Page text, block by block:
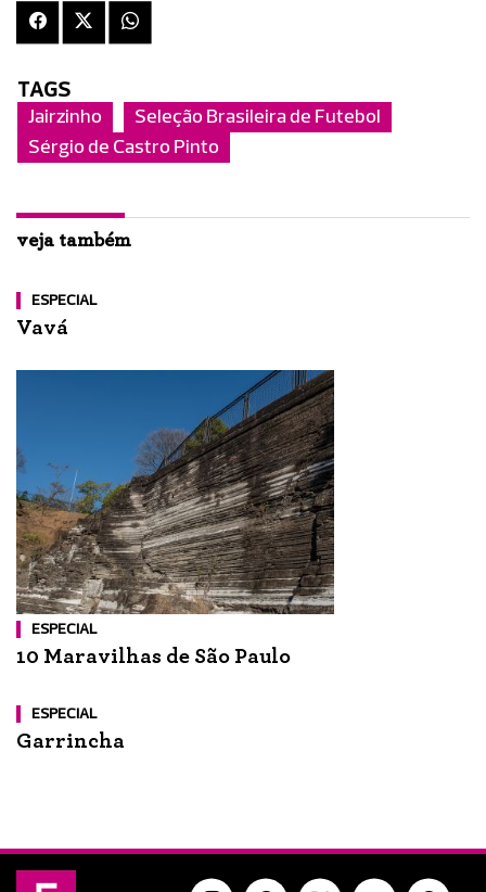
TAGS
Jairzinho
Seleção Brasileira de Futebol
Sérgio de Castro Pinto
veja também
ESPECIAL
Vavá
ESPECIAL
10 Maravilhas de São Paulo
ESPECIAL
Garrincha